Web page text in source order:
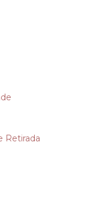
Retirada